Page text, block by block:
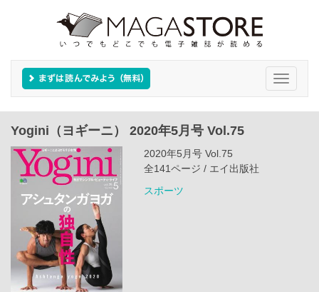
Toggle
Yogini（ヨギーニ） 2020年5月号 Vol.75
2020年5月号 Vol.75
全141ページ / エイ出版社
スポーツ